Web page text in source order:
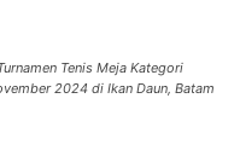
Tenis Meja Kategori
2024 di Ikan Daun, Batam